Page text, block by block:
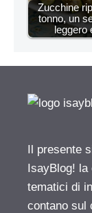
Zucchine
tonno, un
leggero
Il presente
IsayBlog! la
tematici di
contano sul